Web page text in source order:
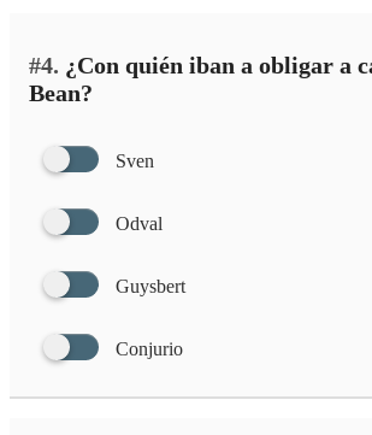
#4. ¿Con quién iban a obligar a
Bean?
Sven
Odval
Guysbert
Conjurio